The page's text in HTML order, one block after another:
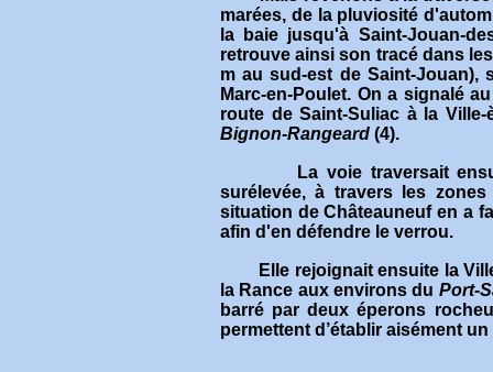
marées, de la pluviosité
la baie jusqu'à Saint-Jouan-
retrouve ainsi son tracé dans
m au sud-est de Saint-
Marc-en-Poulet. On a signalé
route de Saint-Suliac à la
Bignon-Rangeard (4).
La voie traversait ensuite
surélevée, à travers les
situation de Châteauneuf en a
afin d'en défendre le verrou.
Elle rejoignait ensuite la
la Rance aux environs du Port-
barré par deux éperons
permettent d’établir aisément